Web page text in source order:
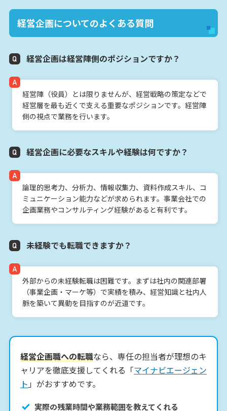
経営企画についてのよくある質問
経営企画は経営陣側のポジションですか？
経営陣（役員）とは限りませんが、経営戦略の策定などで
経営層を最も近くで支える重要なポジションです。経営陣
側の視点で業務を行います。
経営企画に必要なスキルや経験は何ですか？
論理的思考力、分析力、情報収集力、資料作成スキル、コ
ミュニケーション能力などが求められます。事業会社での
企画業務やコンサルティング経験があると有利です。
未経験でも転職できますか？
外部からの未経験転職は困難です。まずは社内の関連部署
（事業企画・マーケ等）で実績を積み、経営知識と社内人
脈を築いて異動を目指すのが近道です。
経営企画職への転職なら、専任の担当者が理想のキ
ャリアを徹底支援してくれる「マイナビエージェン
ト 」がおすすめです。
実際の残業時間や業務範囲を教えてくれる